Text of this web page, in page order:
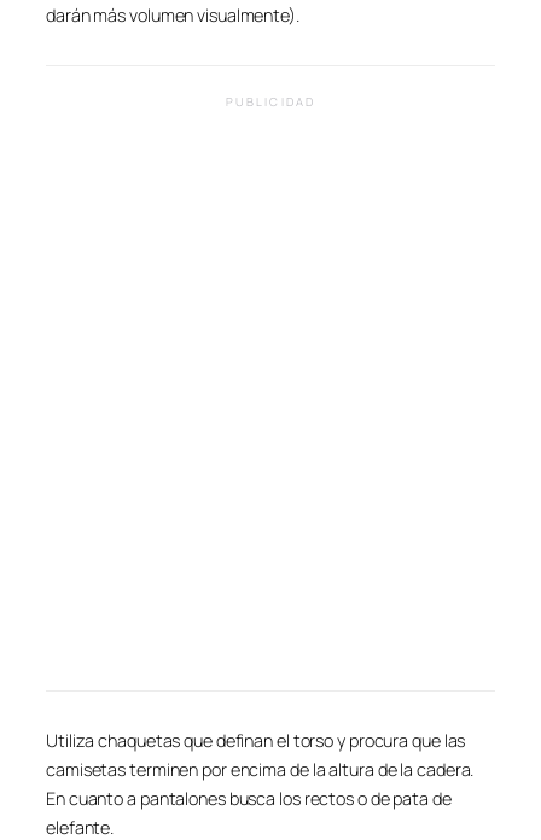
darán más volumen visualmente).
PUBLICIDAD
Utiliza chaquetas que definan el torso y procura que las
camisetas terminen por encima de la altura de la cadera.
En cuanto a pantalones busca los rectos o de pata de
elefante.